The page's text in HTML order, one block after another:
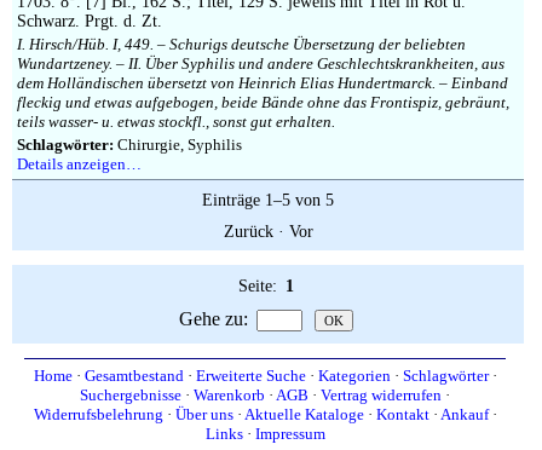
Schwarz. Prgt. d. Zt.
I. Hirsch/Hüb. I, 449. – Schurigs deutsche Übersetzung der beliebten
Wundartzeney. – II. Über Syphilis und andere Geschlechtskrankheiten, aus
dem Holländischen übersetzt von Heinrich Elias Hundertmarck. – Einband
fleckig und etwas aufgebogen, beide Bände ohne das Frontispiz, gebräunt,
teils wasser- u. etwas stockfl., sonst gut erhalten.
Schlagwörter: Chirurgie, Syphilis
Details anzeigen…
Einträge 1–5 von 5
Zurück· Vor
Seite: 1
Gehe zu:
Home· Gesamtbestand· Erweiterte Suche· Kategorien· Schlagwörter·
Suchergebnisse · Warenkorb · AGB · Vertrag widerrufen ·
Widerrufsbelehrung · Über uns· Aktuelle Kataloge· Kontakt· Ankauf·
Links· Impressum